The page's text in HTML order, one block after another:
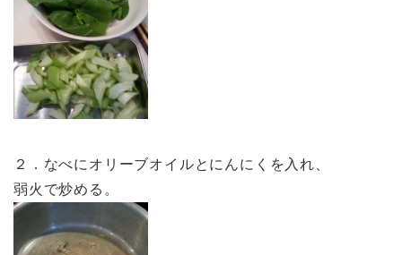
２．なべにオリーブオイルとにんにくを入れ、
弱火で炒める。